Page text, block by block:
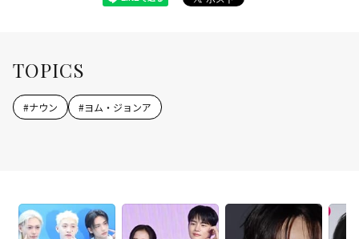
TOPICS
#ナウン #ヨム・ジョンア